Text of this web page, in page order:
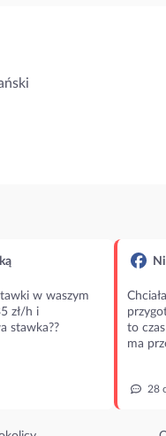
w waszym
zł/h i
stawka??
to
ma
28